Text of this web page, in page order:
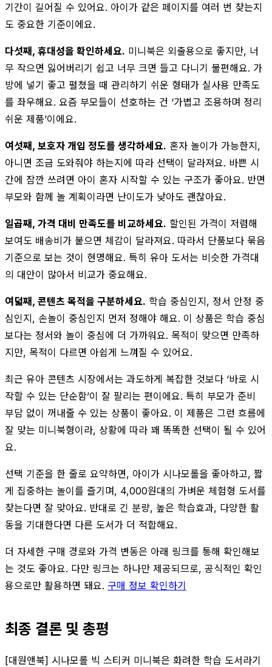
기간이 길어질 수 있어요. 아이가 같은 페이지를 여러 번 찾는지
도 중요한 기준이에요.
다섯째, 휴대성을 확인하세요. 미니북은 외출용으로 좋지만, 너
무 작으면 잃어버리기 쉽고 너무 크면 들고 다니기 불편해요. 가
방에 넣기 좋고 펼쳤을 때 관리하기 쉬운 형태가 실사용 만족도
를 좌우해요. 요즘 부모들이 선호하는 건 ‘가볍고 조용하며 정리
쉬운 제품’이에요.
여섯째, 보호자 개입 정도를 생각하세요. 혼자 놀이가 가능한지,
아니면 조금 도와줘야 하는지에 따라 선택이 달라져요. 바쁜 시
간에 잠깐 쓰려면 아이 혼자 시작할 수 있는 구조가 좋아요. 반면
부모와 함께 놀 계획이라면 난이도가 낮아도 괜찮아요.
일곱째, 가격 대비 만족도를 비교하세요. 할인된 가격이 저렴해
보여도 배송비가 붙으면 체감이 달라져요. 따라서 단품보다 묶음
기준으로 보는 것이 현명해요. 특히 유아 도서는 비슷한 가격대
의 대안이 많아서 비교가 중요해요.
여덟째, 콘텐츠 목적을 구분하세요. 학습 중심인지, 정서 안정 중
심인지, 손놀이 중심인지 먼저 정해야 해요. 이 상품은 학습 중심
보다는 정서와 놀이 중심에 더 가까워요. 목적이 맞으면 만족하
지만, 목적이 다르면 아쉽게 느껴질 수 있어요.
최근 유아 콘텐츠 시장에서는 과도하게 복잡한 것보다 ‘바로 시
작할 수 있는 단순함’이 잘 팔리는 편이에요. 특히 부모가 준비
부담 없이 꺼내줄 수 있는 상품이 좋아요. 이 제품은 그런 흐름에
잘 맞는 미니북형이라, 상황에 따라 꽤 똑똑한 선택이 될 수 있어
요.
선택 기준을 한 줄로 요약하면, 아이가 시나모롤을 좋아하고, 짧
게 집중하는 놀이를 즐기며, 4,000원대의 가벼운 체험형 도서를
찾는다면 잘 맞아요. 반대로 긴 분량, 높은 학습효과, 다양한 활
동을 기대한다면 다른 도서가 더 적합해요.
더 자세한 구매 경로와 가격 변동은 아래 링크를 통해 확인해보
는 것도 좋아요. 다만 링크는 하나만 제공되므로, 공식적인 확인
용으로만 활용하면 돼요. 구매 정보 확인하기
최종 결론 및 총평
[대원앤북] 시나모롤 빅 스티커 미니북은 화려한 학습 도서라기